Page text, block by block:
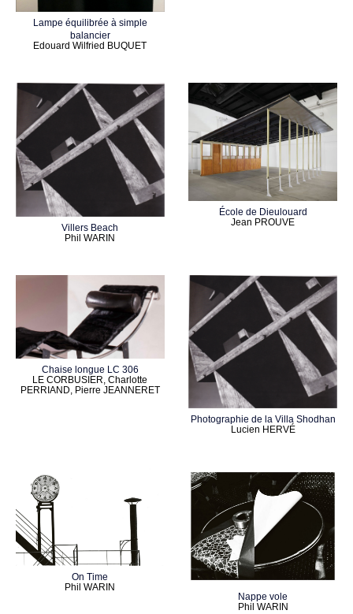
Lampe équilibrée à simple
balancier
Edouard Wilfried BUQUET
Villers Beach
Phil WARIN
École de Dieulouard
Jean PROUVE
Chaise longue LC 306
LE CORBUSIER, Charlotte
PERRIAND, Pierre JEANNERET
Photographie de la Villa Shodhan
Lucien HERVÉ
On Time
Phil WARIN
Nappe vole
Phil WARIN